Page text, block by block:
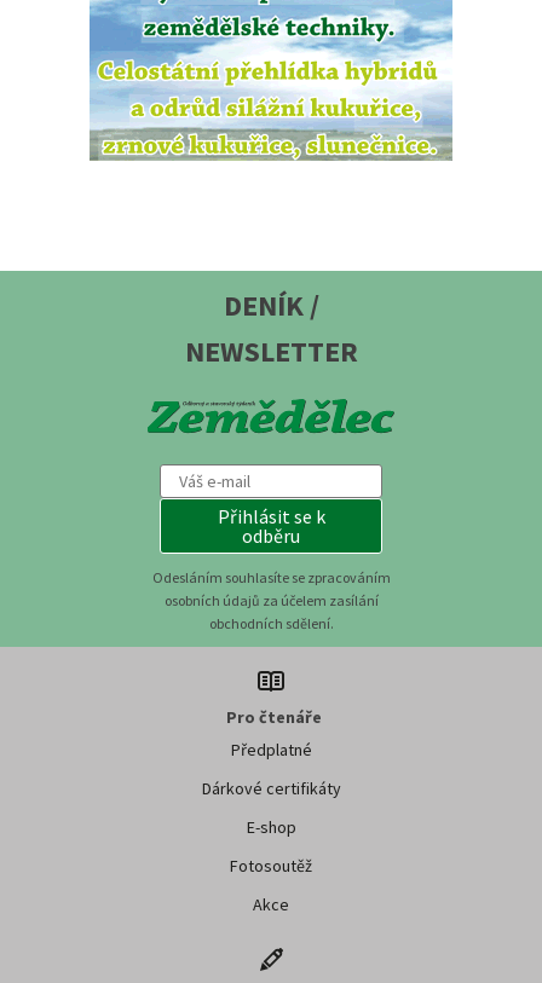
DENÍK /
NEWSLETTER
Přihlásit se k
odběru
Odesláním souhlasíte se zpracováním
osobních údajů za účelem zasílání
obchodních sdělení.
Pro čtenáře
Předplatné
Dárkové certifikáty
E-shop
Fotosoutěž
Akce